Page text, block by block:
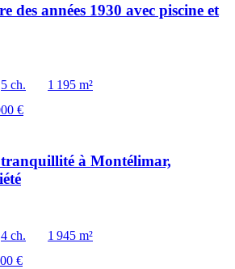
des années 1930 avec piscine et
5 ch.
1 195 m²
€
à Montélimar,
4 ch.
1 945 m²
€